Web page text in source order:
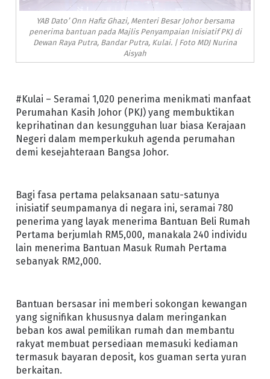
YAB Dato’ Onn Hafiz Ghazi, Menteri Besar Johor bersama
penerima bantuan pada Majlis Penyampaian Inisiatif PKJ di
Dewan Raya Putra, Bandar Putra, Kulai. | Foto MDJ Nurina
Aisyah
#Kulai – Seramai 1,020 penerima menikmati manfaat
Perumahan Kasih Johor (PKJ) yang membuktikan
keprihatinan dan kesungguhan luar biasa Kerajaan
Negeri dalam memperkukuh agenda perumahan
demi kesejahteraan Bangsa Johor.
Bagi fasa pertama pelaksanaan satu-satunya
inisiatif seumpamanya di negara ini, seramai 780
penerima yang layak menerima Bantuan Beli Rumah
Pertama berjumlah RM5,000, manakala 240 individu
lain menerima Bantuan Masuk Rumah Pertama
sebanyak RM2,000.
Bantuan bersasar ini memberi sokongan kewangan
yang signifikan khususnya dalam meringankan
beban kos awal pemilikan rumah dan membantu
rakyat membuat persediaan memasuki kediaman
termasuk bayaran deposit, kos guaman serta yuran
berkaitan.